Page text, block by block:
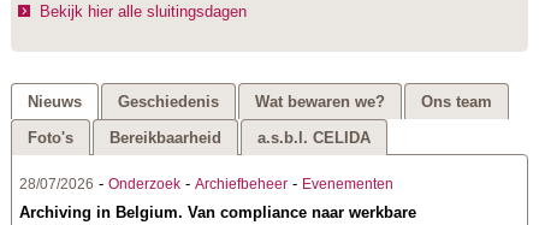
Bekijk hier alle sluitingsdagen
Nieuws Geschiedenis Wat bewaren we?
Ons team
Foto's
Bereikbaarheid a.s.b.l. CELIDA
28/07/2026 -Onderzoek -Archiefbeheer - Evenementen
Archiving in Belgium. Van compliance naar werkbare